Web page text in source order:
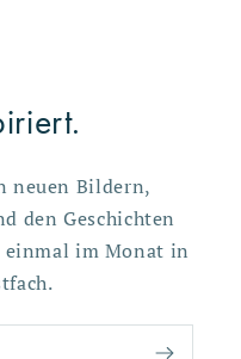
neuen Bildern,
den Geschichten
im Monat in